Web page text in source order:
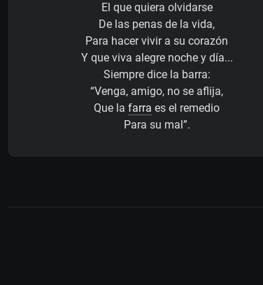
El que quiera olvidarse
De las penas de la vida,
Para hacer vivir a su corazón
Y que viva alegre noche y día...
Siempre dice la barra:
“Venga, amigo, no se aflija,
Que la farra es el remedio
Para su mal”.